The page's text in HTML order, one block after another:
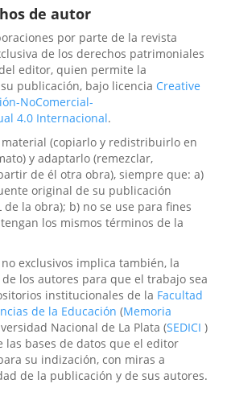
de autor
por parte de la revista
de los derechos patrimoniales
editor, quien permite la
publicación, bajo licencia Creative
NoComercial-
4.0 Internacional.
(copiarlo y redistribuirlo en
y adaptarlo (remezclar,
de él otra obra), siempre que: a)
original de su publicación
de la obra); b) no se use para fines
los mismos términos de la
exclusivos implica también, la
los autores para que el trabajo sea
institucionales de la Facultad
de la Educación (Memoria
Nacional de La Plata (SEDICI )
bases de datos que el editor
su indización, con miras a
de la publicación y de sus autores.